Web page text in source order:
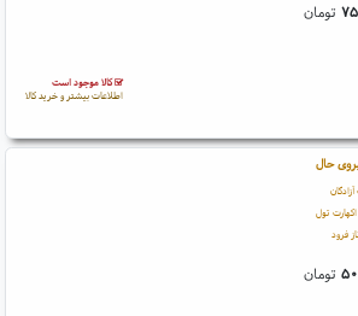
تومان
کالا موجود است
اطلاعات بیشتر و خرید کالا
حال
اکهارت تول
فرود
تومان